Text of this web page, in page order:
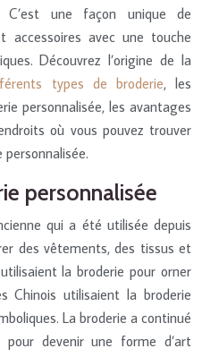
une façon unique de
accessoires avec une touche
Découvrez l’origine de la
types de broderie, les
personnalisée, les avantages
où vous pouvez trouver
personnalisée
qui a été utilisée depuis
des vêtements, des tissus et
la broderie pour orner
Chinois utilisaient la broderie
La broderie a continué
pour devenir une forme d’art